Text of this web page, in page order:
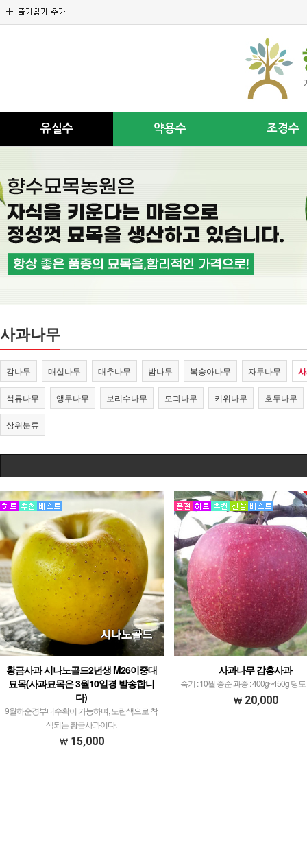
유실수 약용수 조경수
사과나무
감나무 매실나무 대추나무 밤나무 복숭아나무 자두나무
석류나무 앵두나무 보리수나무 모과나무 키위나무 호두나무
상위분류
황금사과 시나노골드2년생 M26이중대
묘목(사과묘목은 3월10일경 발송합니
다)
9월하순경부터수확이 가능하며, 노란색으로 착
색되는 황금사과이다.
15,000
사과나무 감홍사과
숙기 : 10월 중순 과중 : 400g~450g 당도
20,000